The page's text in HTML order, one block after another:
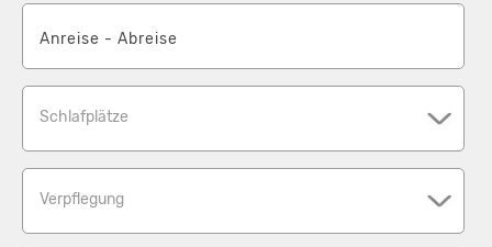
Schlafplätze
Verpflegung